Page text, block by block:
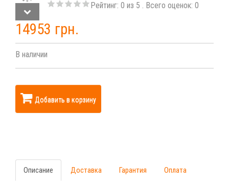
Рейтинг:0 из 5 . Всего оценок:0
14953 грн.
В наличии
Добавить в корзину
Описание Доставка Гарантия Оплата